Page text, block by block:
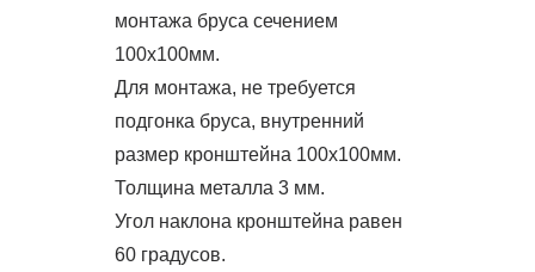
монтажа бруса сечением
100х100мм.
Для монтажа, не требуется
подгонка бруса, внутренний
размер кронштейна 100х100мм.
Толщина металла 3 мм.
Угол наклона кронштейна равен
60 градусов.